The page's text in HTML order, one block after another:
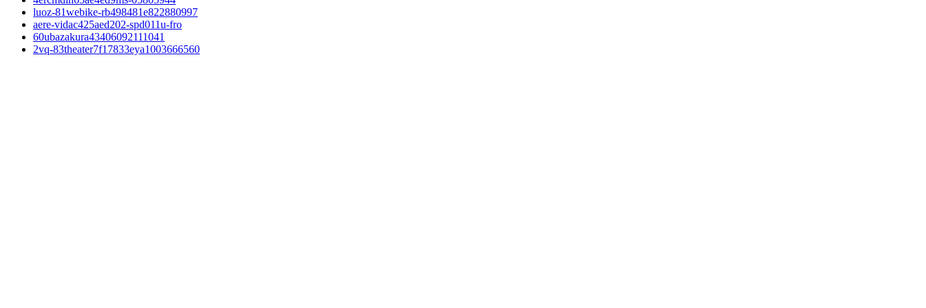
luoz-81webike-rb498481e822880997
aere-vidac425aed202-spd011u-fro
60ubazakura43406092111041
2vq-83theater7f17833eya1003666560